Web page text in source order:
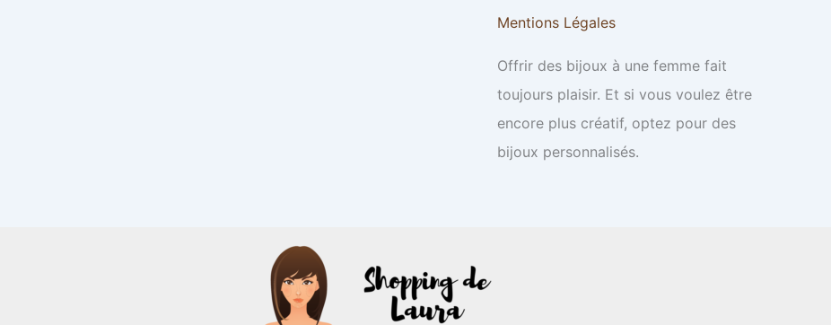
Mentions Légales
Offrir des bijoux à une femme fait
toujours plaisir. Et si vous voulez être
encore plus créatif, optez pour des
bijoux personnalisés.